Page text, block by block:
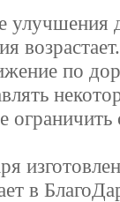
улучшения
по
в